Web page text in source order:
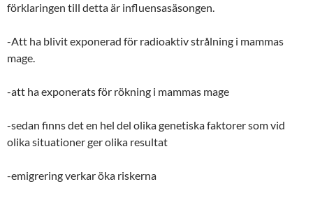
förklaringen till detta är influensasäsongen.
-Att ha blivit exponerad för radioaktiv strålning i mammas
mage.
-att ha exponerats för rökning i mammas mage
-sedan finns det en hel del olika genetiska faktorer som vid
olika situationer ger olika resultat
-emigrering verkar öka riskerna